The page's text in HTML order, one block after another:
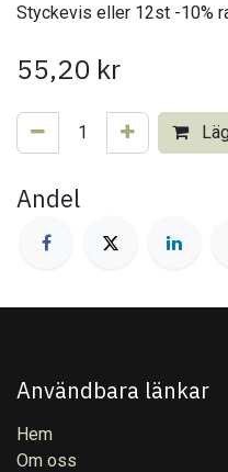
Styckevis eller 12st -10%
55,20 kr
Andel
Användbara länkar
Hem
Om oss